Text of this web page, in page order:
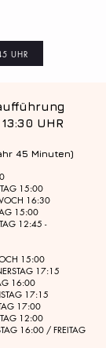
UHR
UHR
45 Minuten)
15:00
16:30
15:00
12:45 -
15:00
17:15
16:00
17:15
17:00
12:00
16:00 / FREITAG